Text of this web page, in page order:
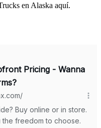
en Alaska aquí.